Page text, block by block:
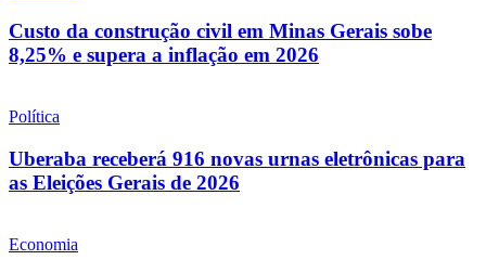
Custo da construção civil em Minas Gerais sobe
8,25% e supera a inflação em 2026
Política
Uberaba receberá 916 novas urnas eletrônicas para
as Eleições Gerais de 2026
Economia